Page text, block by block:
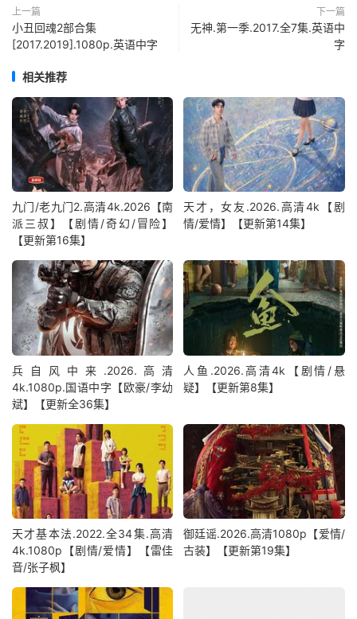
上一篇
小丑回魂2部合集
[2017.2019].1080p.英语中字
下一篇
无神.第一季.2017.全7集.英语中
字
相关推荐
九门/老九门2.高清4k.2026【南
派三叔】【剧情/奇幻/冒险】
【更新第16集】
天才，女友.2026.高清4k【剧
情/爱情】【更新第14集】
兵自风中来‎.2026.高清
4k.1080p.国语中字【欧豪/李幼
斌】【更新全36集】
人鱼.2026.高清4k【剧情/悬
疑】【更新第8集】
天才基本法.2022.全34集.高清
4k.1080p【剧情/爱情】【雷佳
音/张子枫】
御廷谣.2026.高清1080p【爱情/
古装】【更新第19集】